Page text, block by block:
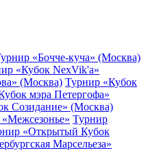
«Бочче-куча» (Москва)
«Кубок NexVik'a»
(Москва) Турнир «Кубок
мэра Петергофа»
Созидание» (Москва)
Турнир
«Открытый Кубок
Марсельеза»